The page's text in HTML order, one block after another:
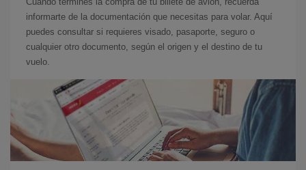
informarte de la documentación que necesitas para volar. Aquí
puedes consultar si requieres visado, pasaporte, seguro o
cualquier otro documento, según el origen y el destino de tu
vuelo.